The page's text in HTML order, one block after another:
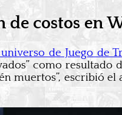
costos en
de Juego de
como resultado
escribió el